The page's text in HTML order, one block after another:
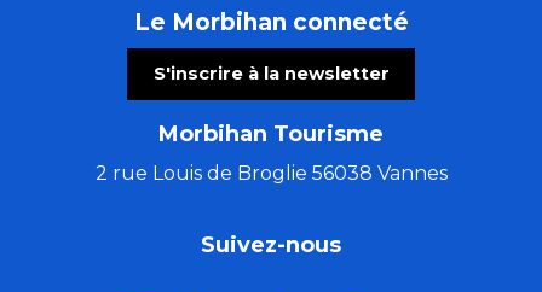
Le Morbihan connecté
S'inscrire à la newsletter
Morbihan Tourisme
2 rue Louis de Broglie 56038 Vannes
Suivez-nous